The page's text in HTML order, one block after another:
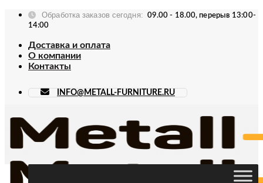
Skip
Обработка заказов сегодня:
09.00 - 18.00, перерыв 13:00-
14:00
Доставка и оплата
О компании
Контакты
INFO@METALL-FURNITURE.RU